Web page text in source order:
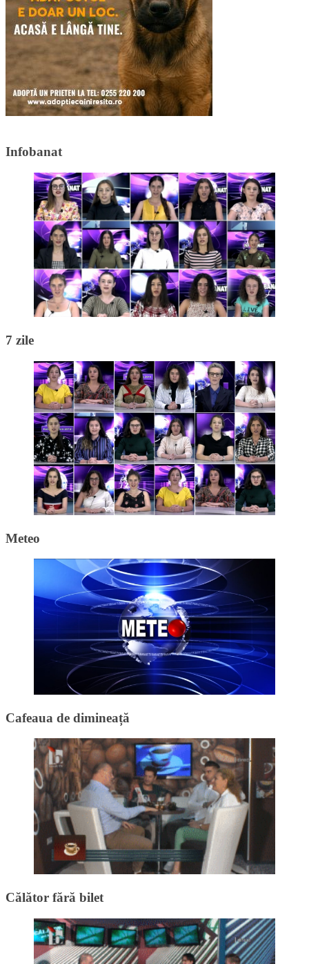
Infobanat
7 zile
Meteo
Cafeaua de dimineață
Călător fără bilet